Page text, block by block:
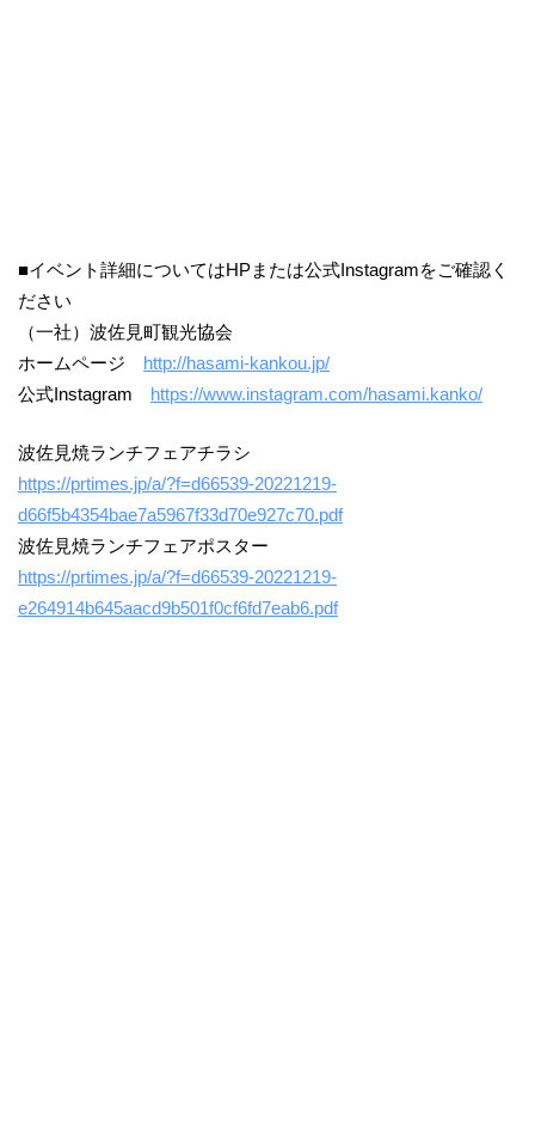
■イベント詳細についてはHPまたは公式Instagramをご確認く
ださい
（一社）波佐見町観光協会
ホームページ
http://hasami-kankou.jp/
公式Instagram
https://www.instagram.com/hasami.kanko/
波佐見焼ランチフェアチラシ
https://prtimes.jp/a/?f=d66539-20221219-
d66f5b4354bae7a5967f33d70e927c70.pdf
波佐見焼ランチフェアポスター
https://prtimes.jp/a/?f=d66539-20221219-
e264914b645aacd9b501f0cf6fd7eab6.pdf